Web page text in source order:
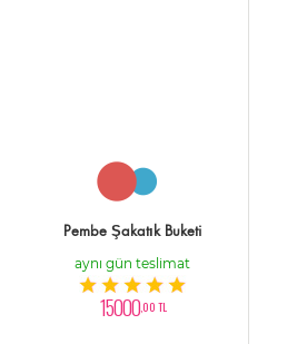
Pembe Şakatık Buketi
aynı gün teslimat
15000,00 TL